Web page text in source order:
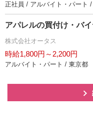
正社員 / アルバイト・パート
アパレルの買付け・バ
株式会社オータス
時給1,800円～2,200円
アルバイト・パート / 東京都